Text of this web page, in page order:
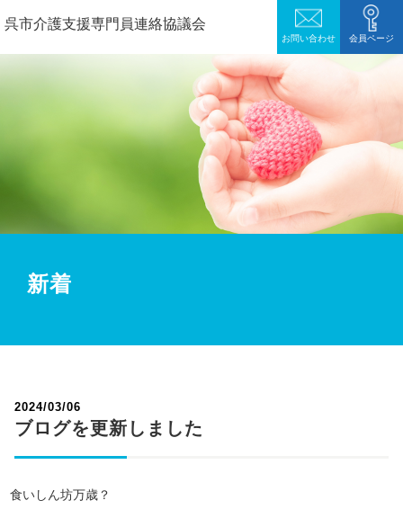
呉市介護支援専門員連絡協議会
お問い合わせ 会員ページ
新着
2024/03/06
ブログを更新しました
食いしん坊万歳？